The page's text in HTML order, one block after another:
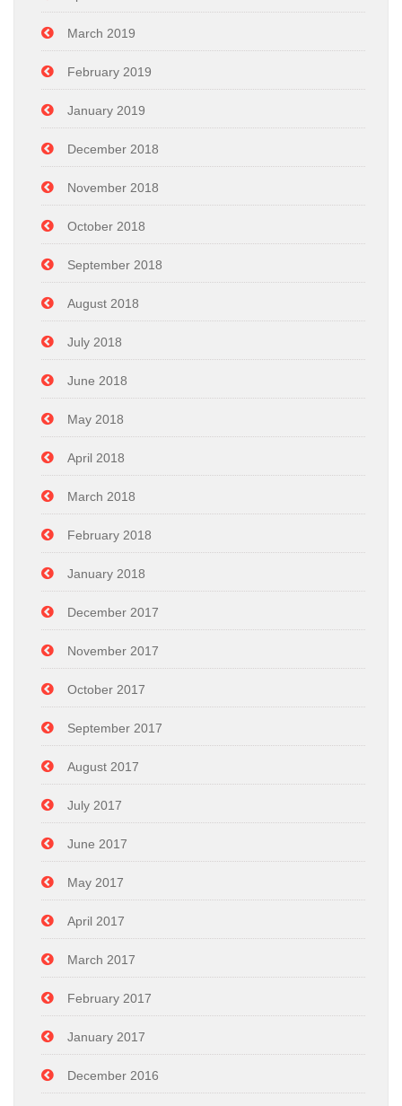
March 2019
February 2019
January 2019
December 2018
November 2018
October 2018
September 2018
August 2018
July 2018
June 2018
May 2018
April 2018
March 2018
February 2018
January 2018
December 2017
November 2017
October 2017
September 2017
August 2017
July 2017
June 2017
May 2017
April 2017
March 2017
February 2017
January 2017
December 2016